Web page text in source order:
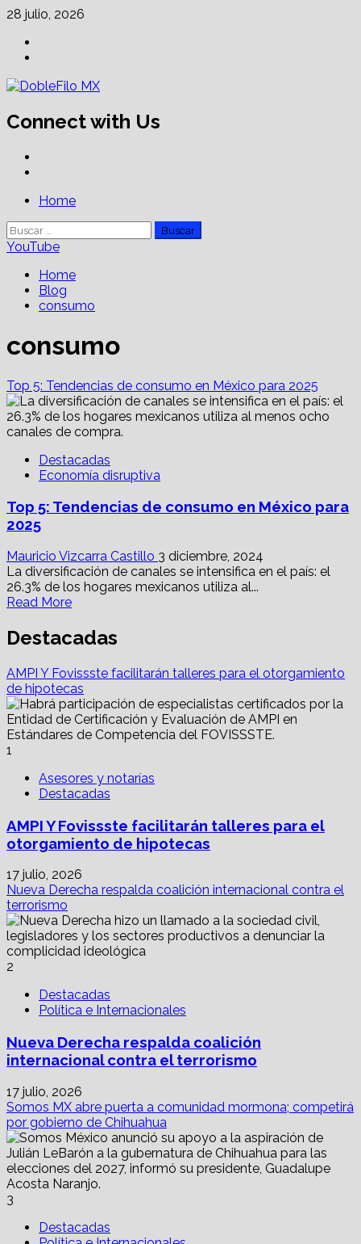
Skip
content
28 julio, 2026
Connect with Us
PrimaryHome
Buscar:
YouTube
Home
Blog
consumo
consumo
Top 5: Tendencias de consumo en México para 2025
Destacadas
Economía disruptiva
Top 5: Tendencias de consumo en México para
2025
Mauricio Vizcarra Castillo 3 diciembre, 2024
La diversificación de canales se intensifica en el país: el
26.3% de los hogares mexicanos utiliza al...
Read MoreRead
about
Top
Tendencias
de
consumo
en
México
Destacadas
AMPI Y Fovissste facilitarán talleres para el otorgamiento
de hipotecas
1
Asesores y notarías
Destacadas
AMPI Y Fovissste facilitarán talleres para el
otorgamiento de hipotecas
17 julio, 2026
Nueva Derecha respalda coalición internacional contra el
terrorismo
2
Destacadas
Política e Internacionales
Nueva Derecha respalda coalición
internacional contra el terrorismo
17 julio, 2026
Somos MX abre puerta a comunidad mormona; competirá
por gobierno de Chihuahua
3
Destacadas